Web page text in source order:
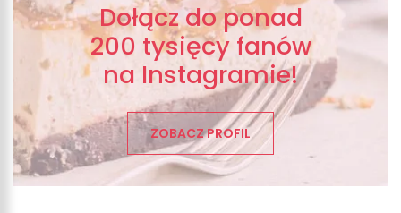
Dołącz do ponad
200 tysięcy fanów
na Instagramie!
ZOBACZ PROFIL